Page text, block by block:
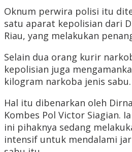
Oknum perwira polisi itu
satu aparat kepolisian dari
Riau, yang melakukan
Selain dua orang kurir
kepolisian juga
kilogram narkoba jenis sabu.
Hal itu dibenarkan oleh
Kombes Pol Victor Siagian.
ini pihaknya sedang
intensif untuk mendalami